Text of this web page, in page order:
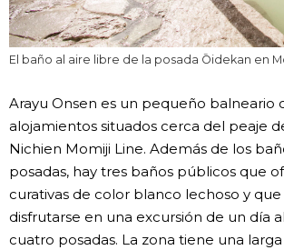
El baño al aire libre de la posada Ōidekan en
Arayu Onsen es un pequeño balneario
alojamientos situados cerca del peaje
Nichien Momiji Line. Además de los
posadas, hay tres baños públicos que
curativas de color blanco lechoso y
disfrutarse en una excursión de un día
cuatro posadas. La zona tiene una larga